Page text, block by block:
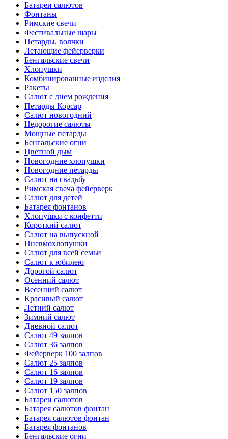
Батареи салютов
Фонтаны
Римские свечи
Фестивальные шары
Петарды, волчки
Летающие фейерверки
Бенгальские свечи
Хлопушки
Комбинированные изделия
Ракеты
Салют с днем рождения
Петарды Корсар
Салют новогодний
Недорогие салюты
Мощные петарды
Бенгальские огни
Цветной дым
Новогодние хлопушки
Новогодние петарды
Салют на свадьбу
Римская свеча фейерверк
Салют для детей
Батарея фонтанов
Хлопушки с конфетти
Короткий салют
Салют на выпускной
Пневмохлопушки
Салют для всей семьи
Салют к юбилею
Дорогой салют
Осенний салют
Весенний салют
Красивый салют
Летний салют
Зимний салют
Дневной салют
Салют 49 залпов
Салют 36 залпов
Фейерверк 100 залпов
Салют 25 залпов
Салют 16 залпов
Салют 19 залпов
Салют 150 залпов
Батареи салютов
Батарея салютов фонтан
Батарея салютов фонтан
Батарея фонтанов
Бенгальские огни